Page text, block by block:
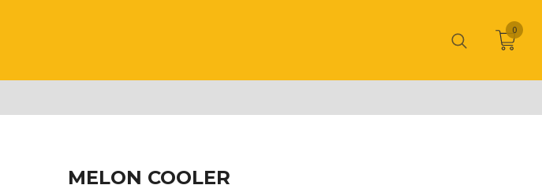
0
MELON COOLER